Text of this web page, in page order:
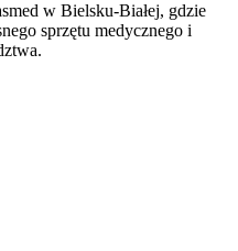
w Bielsku-Białej, gdzie
sprzętu medycznego i